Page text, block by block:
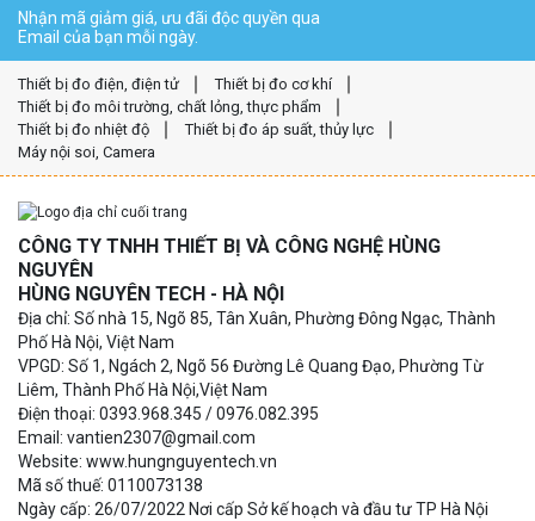
Nhận mã giảm giá, ưu đãi độc quyền qua
Email của bạn mỗi ngày.
Thiết bị đo điện, điện tử
Thiết bị đo cơ khí
Thiết bị đo môi trường, chất lỏng, thực phẩm
Thiết bị đo nhiệt độ
Thiết bị đo áp suất, thủy lực
Máy nội soi, Camera
CÔNG TY TNHH THIẾT BỊ VÀ CÔNG NGHỆ HÙNG
NGUYÊN
HÙNG NGUYÊN TECH - HÀ NỘI
Địa chỉ: Số nhà 15, Ngõ 85, Tân Xuân, Phường Đông Ngạc, Thành
Phố Hà Nội, Việt Nam
VPGD: Số 1, Ngách 2, Ngõ 56 Đường Lê Quang Đạo, Phường Từ
Liêm, Thành Phố Hà Nội,Việt Nam
Điện thoại: 0393.968.345 / 0976.082.395
Email: vantien2307@gmail.com
Website: www.hungnguyentech.vn
Mã số thuế: 0110073138
Ngày cấp: 26/07/2022 Nơi cấp Sở kế hoạch và đầu tư TP Hà Nội